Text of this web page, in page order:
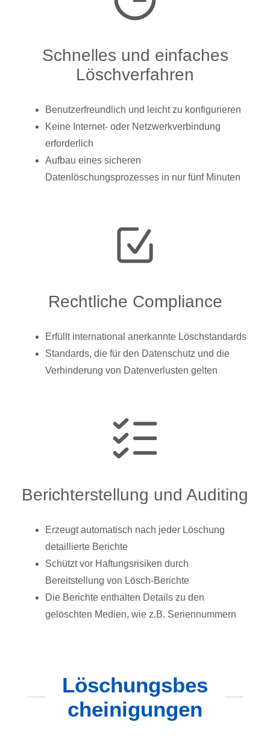
Schnelles und einfaches
Löschverfahren
Benutzerfreundlich und leicht zu konfigurieren
Keine Internet- oder Netzwerkverbindung
erforderlich
Aufbau eines sicheren
Datenlöschungsprozesses in nur fünf Minuten
Rechtliche Compliance
Erfüllt international anerkannte Löschstandards
Standards, die für den Datenschutz und die
Verhinderung von Datenverlusten gelten
Berichterstellung und Auditing
Erzeugt automatisch nach jeder Löschung
detaillierte Berichte
Schützt vor Haftungsrisiken durch
Bereitstellung von Lösch-Berichte
Die Berichte enthalten Details zu den
gelöschten Medien, wie z.B. Seriennummern
Löschungsbes
cheinigungen